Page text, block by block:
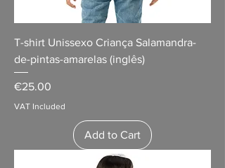
T-shirt Unissexo Criança Salamandra-
de-pintas-amarelas (inglês)
Price
€25.00
VAT Included
Add to Cart